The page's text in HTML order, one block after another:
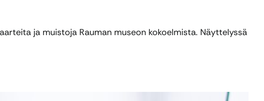
ja muistoja Rauman museon kokoelmista. Näyttelyssä